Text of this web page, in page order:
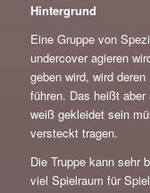
Hintergrund
Eine Gruppe von
undercover agieren
geben wird, wird
führen. Das heißt
weiß gekleidet sein
versteckt tragen.
Die Truppe kann sehr
viel Spielraum für